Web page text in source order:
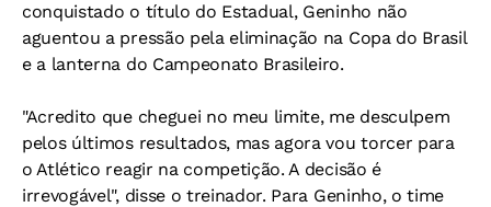
conquistado o título do Estadual, Geninho não
aguentou a pressão pela eliminação na Copa do Brasil
e a lanterna do Campeonato Brasileiro.
"Acredito que cheguei no meu limite, me desculpem
pelos últimos resultados, mas agora vou torcer para
o Atlético reagir na competição. A decisão é
irrevogável", disse o treinador. Para Geninho, o time